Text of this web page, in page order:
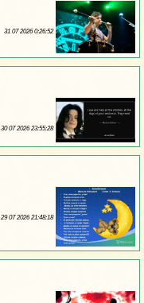
31 07 2026 0:26:52
30 07 2026 23:55:28
29 07 2026 21:48:18